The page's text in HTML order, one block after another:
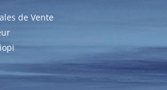
de Vente